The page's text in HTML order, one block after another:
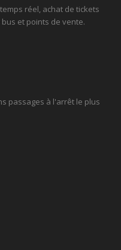
réel, achat de tickets
et points de vente.
passages à l'arrêt le plus